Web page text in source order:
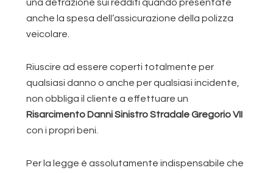
una detrazione sui redditi quando presentate
anche la spesa dell’assicurazione della polizza
veicolare.
Riuscire ad essere coperti totalmente per
qualsiasi danno o anche per qualsiasi incidente,
non obbliga il cliente a effettuare un
Risarcimento Danni Sinistro Stradale Gregorio VII
con i propri beni.
Per la legge è assolutamente indispensabile che